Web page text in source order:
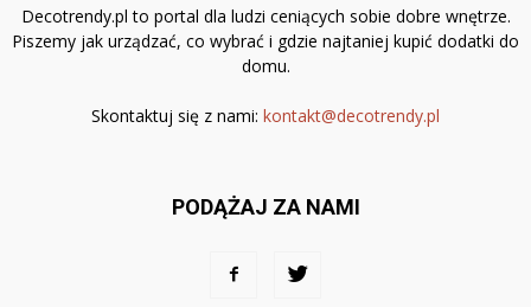
Decotrendy.pl to portal dla ludzi ceniących sobie dobre wnętrze.
Piszemy jak urządzać, co wybrać i gdzie najtaniej kupić dodatki do
domu.
Skontaktuj się z nami: kontakt@decotrendy.pl
PODĄŻAJ ZA NAMI